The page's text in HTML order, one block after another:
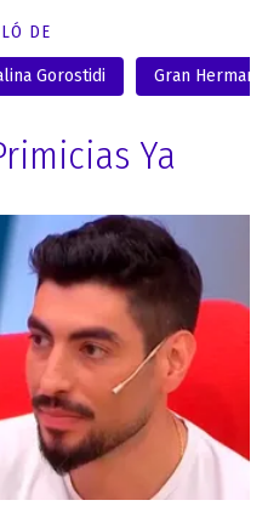
DE
Gorostidi Gran Hermano
Ya